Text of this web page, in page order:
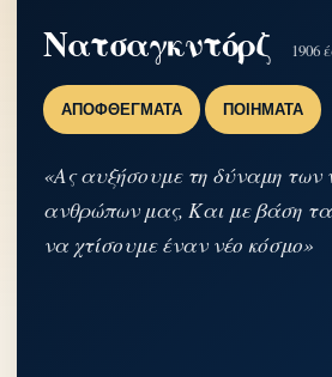
Νατσαγκντόρζ 1906
ΑΠΟΦΘΈΓΜΑΤΑ ΠΟΙΉΜΑΤΑ
«Ας αυξήσουμε τη δύναμη των
ανθρώπων μας, Και με βάση
να χτίσουμε έναν νέο κόσμο»